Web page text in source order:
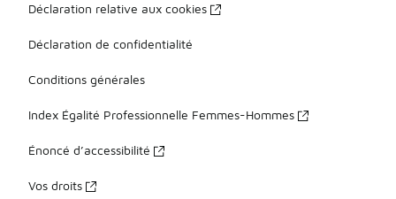
Déclaration relative aux cookies
Déclaration de confidentialité
Conditions générales
Index Égalité Professionnelle Femmes-Hommes
Énoncé d’accessibilité
Vos droits